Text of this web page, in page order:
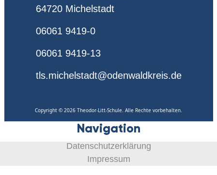
64720 Michelstadt
06061 9419-0
06061 9419-13
tls.michelstadt@odenwaldkreis.de
Copyright © 2026 Theodor-Litt-Schule. Alle Rechte vorbehalten.
Navigation
Datenschutzerklärung
Impressum